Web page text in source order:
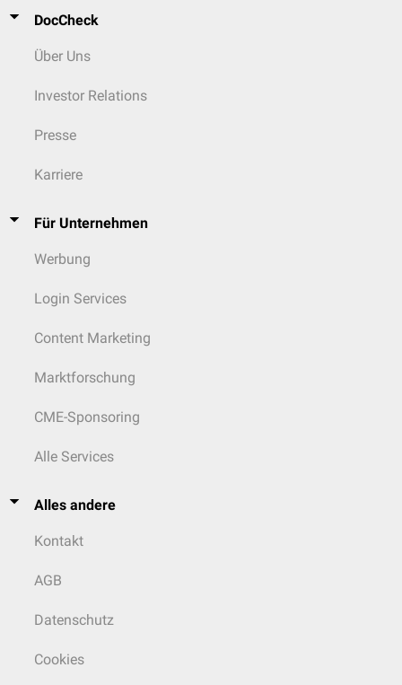
DocCheck
Über Uns
Investor Relations
Presse
Karriere
Für Unternehmen
Werbung
Login Services
Content Marketing
Marktforschung
CME-Sponsoring
Alle Services
Alles andere
Kontakt
AGB
Datenschutz
Cookies